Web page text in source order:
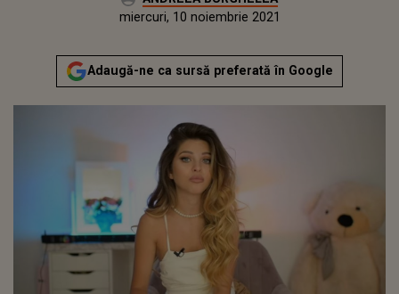
luni, 2 august 2021Actualizat:
miercuri, 10 noiembrie 2021
Adaugă-ne ca sursă preferată în Google